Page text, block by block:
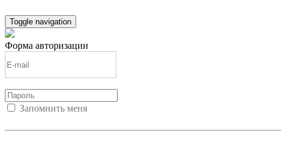
Toggle navigation
Форма авторизации
Запомнить меня